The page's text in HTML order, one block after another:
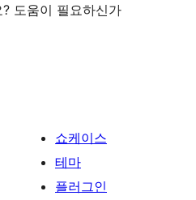
도움이 필요하신가
쇼케이스
테마
플러그인